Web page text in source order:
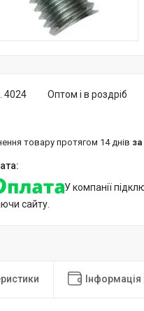
Оптом і в роздріб
4024
товару протягом 14 днів
У компанії
сайту.